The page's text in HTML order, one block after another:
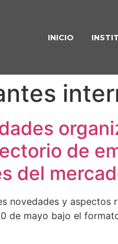
INICIO
de
del
novedades y
de mayo bajo el